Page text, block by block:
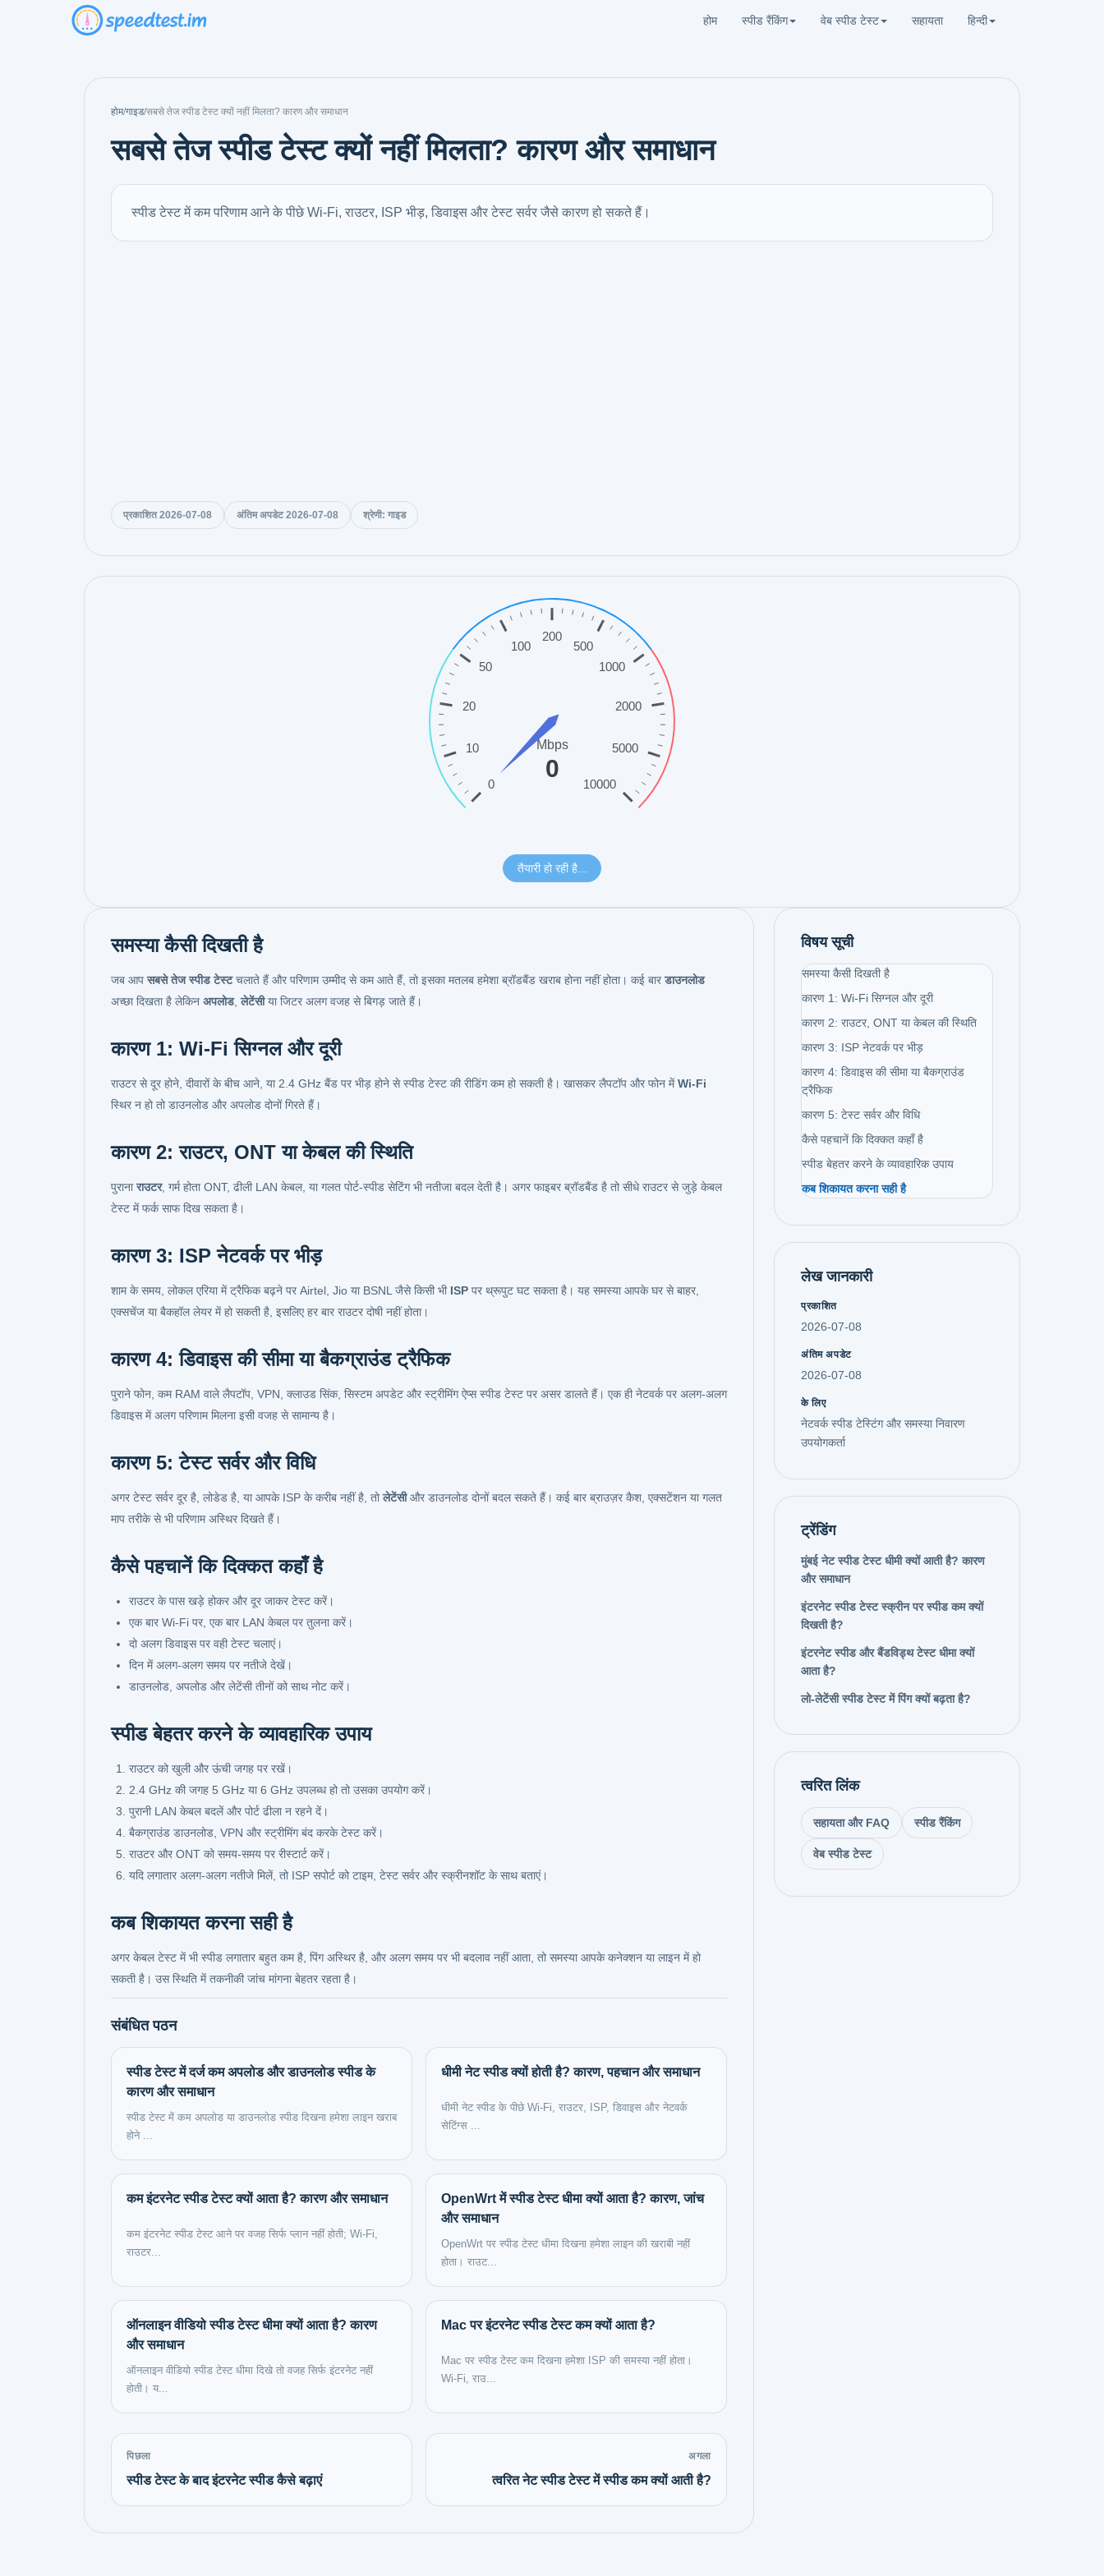
होम स्पीड रैंकिंग वेब स्पीड टेस्ट सहायता हिन्दी
होम/गाइड/सबसे तेज स्पीड टेस्ट क्यों नहीं मिलता? कारण और समाधान
सबसे तेज स्पीड टेस्ट क्यों नहीं मिलता? कारण और समाधान
स्पीड टेस्ट में कम परिणाम आने के पीछे Wi-Fi, राउटर, ISP भीड़, डिवाइस और टेस्ट सर्वर जैसे कारण हो सकते हैं।
प्रकाशित 2026-07-08 अंतिम अपडेट 2026-07-08 श्रेणी: गाइड
समस्या कैसी दिखती है
जब आपसबसे तेज स्पीड टेस्टचलाते हैं और परिणाम उम्मीद से कम आते हैं, तो इसका मतलब हमेशा ब्रॉडबैंड खराब होना नहीं होता। कई बारडाउनलोड
अच्छा दिखता है लेकिन अपलोड,लेटेंसीया जिटर अलग वजह से बिगड़ जाते हैं।
कारण 1: Wi-Fi सिग्नल और दूरी
राउटर से दूर होने, दीवारों के बीच आने, या 2.4 GHz बैंड पर भीड़ होने से स्पीड टेस्ट की रीडिंग कम हो सकती है। खासकर लैपटॉप और फोन मेंWi-Fi
स्थिर न हो तो डाउनलोड और अपलोड दोनों गिरते हैं।
कारण 2: राउटर, ONT या केबल की स्थिति
पुरानाराउटर, गर्म होता ONT, ढीली LAN केबल, या गलत पोर्ट-स्पीड सेटिंग भी नतीजा बदल देती है। अगर फाइबर ब्रॉडबैंड है तो सीधे राउटर से जुड़े केबल
टेस्ट में फर्क साफ दिख सकता है।
कारण 3: ISP नेटवर्क पर भीड़
शाम के समय, लोकल एरिया में ट्रैफिक बढ़ने पर Airtel, Jio या BSNL जैसे किसी भी ISP पर थ्रूपुट घट सकता है। यह समस्या आपके घर से बाहर,
एक्सचेंज या बैकहॉल लेयर में हो सकती है, इसलिए हर बार राउटर दोषी नहीं होता।
कारण 4: डिवाइस की सीमा या बैकग्राउंड ट्रैफिक
पुराने फोन, कम RAM वाले लैपटॉप, VPN, क्लाउड सिंक, सिस्टम अपडेट और स्ट्रीमिंग ऐप्स स्पीड टेस्ट पर असर डालते हैं। एक ही नेटवर्क पर अलग-अलग
डिवाइस में अलग परिणाम मिलना इसी वजह से सामान्य है।
कारण 5: टेस्ट सर्वर और विधि
अगर टेस्ट सर्वर दूर है, लोडेड है, या आपके ISP के करीब नहीं है, तोलेटेंसीऔर डाउनलोड दोनों बदल सकते हैं। कई बार ब्राउज़र कैश, एक्सटेंशन या गलत
माप तरीके से भी परिणाम अस्थिर दिखते हैं।
कैसे पहचानें कि दिक्कत कहाँ है
राउटर के पास खड़े होकर और दूर जाकर टेस्ट करें।
एक बार Wi-Fi पर, एक बार LAN केबल पर तुलना करें।
दो अलग डिवाइस पर वही टेस्ट चलाएं।
दिन में अलग-अलग समय पर नतीजे देखें।
डाउनलोड, अपलोड और लेटेंसी तीनों को साथ नोट करें।
स्पीड बेहतर करने के व्यावहारिक उपाय
राउटर को खुली और ऊंची जगह पर रखें।
2.4 GHz की जगह 5 GHz या 6 GHz उपलब्ध हो तो उसका उपयोग करें।
पुरानी LAN केबल बदलें और पोर्ट ढीला न रहने दें।
बैकग्राउंड डाउनलोड, VPN और स्ट्रीमिंग बंद करके टेस्ट करें।
राउटर और ONT को समय-समय पर रीस्टार्ट करें।
यदि लगातार अलग-अलग नतीजे मिलें, तो ISP सपोर्ट को टाइम, टेस्ट सर्वर और स्क्रीनशॉट के साथ बताएं।
कब शिकायत करना सही है
अगर केबल टेस्ट में भी स्पीड लगातार बहुत कम है, पिंग अस्थिर है, और अलग समय पर भी बदलाव नहीं आता, तो समस्या आपके कनेक्शन या लाइन में हो
सकती है। उस स्थिति में तकनीकी जांच मांगना बेहतर रहता है।
संबंधित पठन
स्पीड टेस्ट में दर्ज कम अपलोड और डाउनलोड स्पीड के
कारण और समाधान
स्पीड टेस्ट में कम अपलोड या डाउनलोड स्पीड दिखना हमेशा लाइन खराब
होने ...
धीमी नेट स्पीड क्यों होती है? कारण, पहचान और समाधान
धीमी नेट स्पीड के पीछे Wi-Fi, राउटर, ISP, डिवाइस और नेटवर्क
सेटिंग्स ...
कम इंटरनेट स्पीड टेस्ट क्यों आता है? कारण और समाधान
कम इंटरनेट स्पीड टेस्ट आने पर वजह सिर्फ प्लान नहीं होती; Wi-Fi,
राउटर...
OpenWrt में स्पीड टेस्ट धीमा क्यों आता है? कारण, जांच
और समाधान
OpenWrt पर स्पीड टेस्ट धीमा दिखना हमेशा लाइन की खराबी नहीं
होता। राउट...
ऑनलाइन वीडियो स्पीड टेस्ट धीमा क्यों आता है? कारण
और समाधान
ऑनलाइन वीडियो स्पीड टेस्ट धीमा दिखे तो वजह सिर्फ इंटरनेट नहीं
होती। य...
Mac पर इंटरनेट स्पीड टेस्ट कम क्यों आता है?
Mac पर स्पीड टेस्ट कम दिखना हमेशा ISP की समस्या नहीं होता।
Wi‑Fi, राउ...
पिछला
स्पीड टेस्ट के बाद इंटरनेट स्पीड कैसे बढ़ाएं
अगला
त्वरित नेट स्पीड टेस्ट में स्पीड कम क्यों आती है?
विषय सूची
समस्या कैसी दिखती है
कारण 1: Wi-Fi सिग्नल और दूरी
कारण 2: राउटर, ONT या केबल की स्थिति
कारण 3: ISP नेटवर्क पर भीड़
कारण 4: डिवाइस की सीमा या बैकग्राउंड
ट्रैफिक
कारण 5: टेस्ट सर्वर और विधि
कैसे पहचानें कि दिक्कत कहाँ है
स्पीड बेहतर करने के व्यावहारिक उपाय
कब शिकायत करना सही है
लेख जानकारी
प्रकाशित
2026-07-08
अंतिम अपडेट
2026-07-08
के लिए
नेटवर्क स्पीड टेस्टिंग और समस्या निवारण
उपयोगकर्ता
ट्रेंडिंग
मुंबई नेट स्पीड टेस्ट धीमी क्यों आती है? कारण
और समाधान
इंटरनेट स्पीड टेस्ट स्क्रीन पर स्पीड कम क्यों
दिखती है?
इंटरनेट स्पीड और बैंडविड्थ टेस्ट धीमा क्यों
आता है?
लो-लेटेंसी स्पीड टेस्ट में पिंग क्यों बढ़ता है?
त्वरित लिंक
सहायता और FAQ स्पीड रैंकिंग
वेब स्पीड टेस्ट